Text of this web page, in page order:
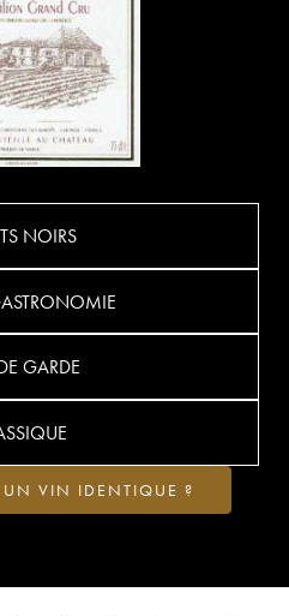
NOIRS
GARDE
UN VIN IDENTIQUE ?